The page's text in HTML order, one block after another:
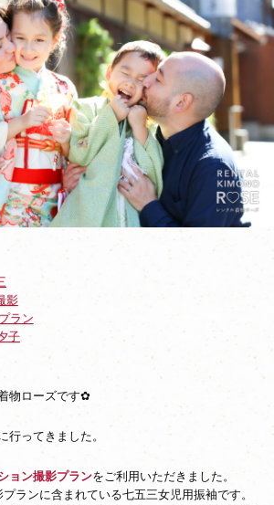
影
ラン
子
物ローズです✿
行ってきました。
ョン撮影プランをご利用いただきました。
ランに含まれている七五三女児用振袖です。